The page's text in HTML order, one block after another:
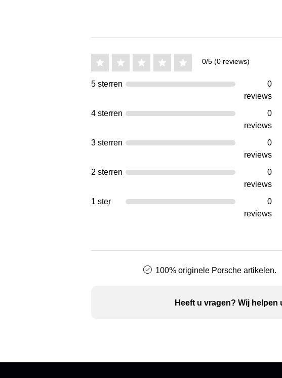
0/5 (0 reviews)
5 sterren
0
reviews
4 sterren
0
reviews
3 sterren
0
reviews
2 sterren
0
reviews
1 ster
0
reviews
100% originele Porsche artikelen.
Heeft u vragen? Wij helpen